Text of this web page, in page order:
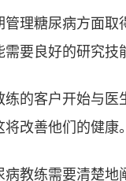
管理糖尿病方面
要良好的研究技
练的客户开始与
改善他们的健康。
病教练需要清楚